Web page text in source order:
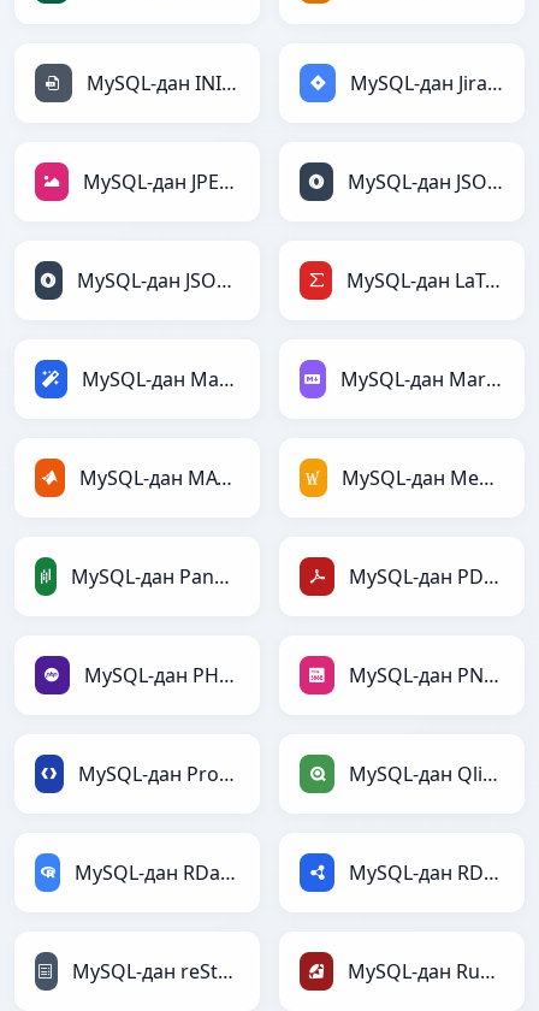
MySQL-дан INI-ға MySQL-дан Jira-ға
MySQL-дан JPEG-ға MySQL-дан JSON-ға
MySQL-дан JSONLines-ға MySQL-дан LaTeX-ға
MySQL-дан Magic-ға MySQL-дан Markdown-ға
MySQL-дан MATLAB-ға MySQL-дан MediaWiki-ға
MySQL-дан PandasDataFrame-ға MySQL-дан PDF-ға
MySQL-дан PHP-ға MySQL-дан PNG-ға
MySQL-дан Protobuf-ға MySQL-дан Qlik-ға
MySQL-дан RDataFrame-ға MySQL-дан RDF-ға
MySQL-дан reStructuredText-ға MySQL-дан Ruby-ға